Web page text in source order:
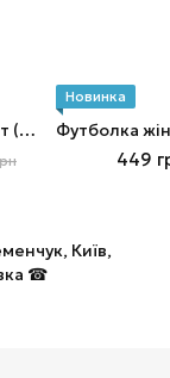
Костюм для дівчат (зіп-худі + штани) 110см Шоколад
Новинка
449
Київ,
☎